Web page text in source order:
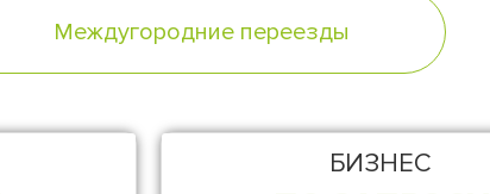
Междугородние переезды
БИЗНЕС